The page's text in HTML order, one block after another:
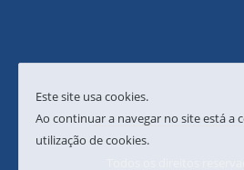
Todos os direitos
Este site usa cookies.
Ao continuar a navegar no site está a
utilização de cookies.